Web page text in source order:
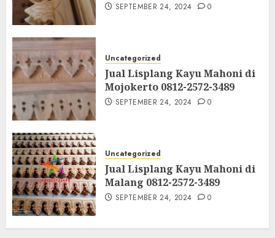
SEPTEMBER 24, 2024 0
Uncategorized
Jual Lisplang Kayu Mahoni di
Mojokerto 0812-2572-3489
SEPTEMBER 24, 2024 0
Uncategorized
Jual Lisplang Kayu Mahoni di
Malang 0812-2572-3489
SEPTEMBER 24, 2024 0